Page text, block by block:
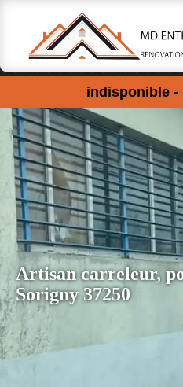
indisponible -
Artisan carreleur,
Sorigny 37250